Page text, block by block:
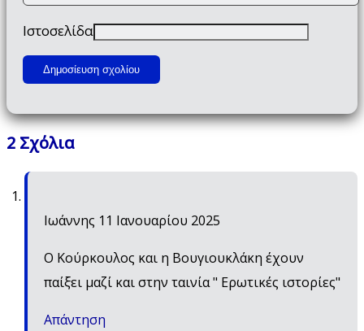
Ιστοσελίδα
2 Σχόλια
Ιωάννης 11 Ιανουαρίου 2025
Ο Κούρκουλος και η Βουγιουκλάκη έχουν
παίξει μαζί και στην ταινία " Ερωτικές ιστορίες"
Απάντηση